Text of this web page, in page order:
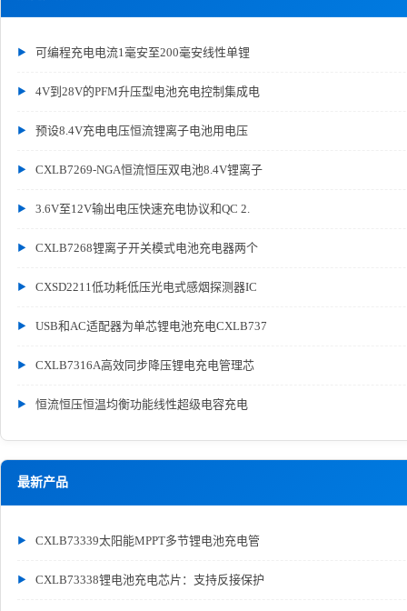
可编程充电电流1毫安至200毫安线性单锂
4V到28V的PFM升压型电池充电控制集成电
预设8.4V充电电压恒流锂离子电池用电压
CXLB7269-NGA恒流恒压双电池8.4V锂离子
3.6V至12V输出电压快速充电协议和QC 2.
CXLB7268锂离子开关模式电池充电器两个
CXSD2211低功耗低压光电式感烟探测器IC
USB和AC适配器为单芯锂电池充电CXLB737
CXLB7316A高效同步降压锂电充电管理芯
恒流恒压恒温均衡功能线性超级电容充电
最新产品
CXLB73339太阳能MPPT多节锂电池充电管
CXLB73338锂电池充电芯片：支持反接保护